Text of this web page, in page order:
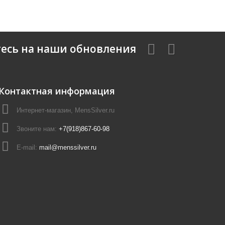
на наши обновления
информация
Интернет-магазин, MensSilver.ru
Звоните нам: +7(918)867-60-98
E-mail: mail@menssilver.ru